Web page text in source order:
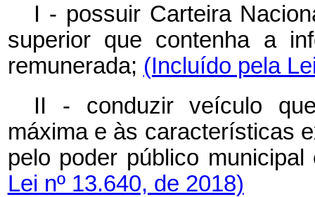
I - possuir Carteira
superior que contenha a
remunerada; (Incluído pela
II - conduzir veículo
máxima e às características
pelo poder público
Lei nº 13.640, de 2018)